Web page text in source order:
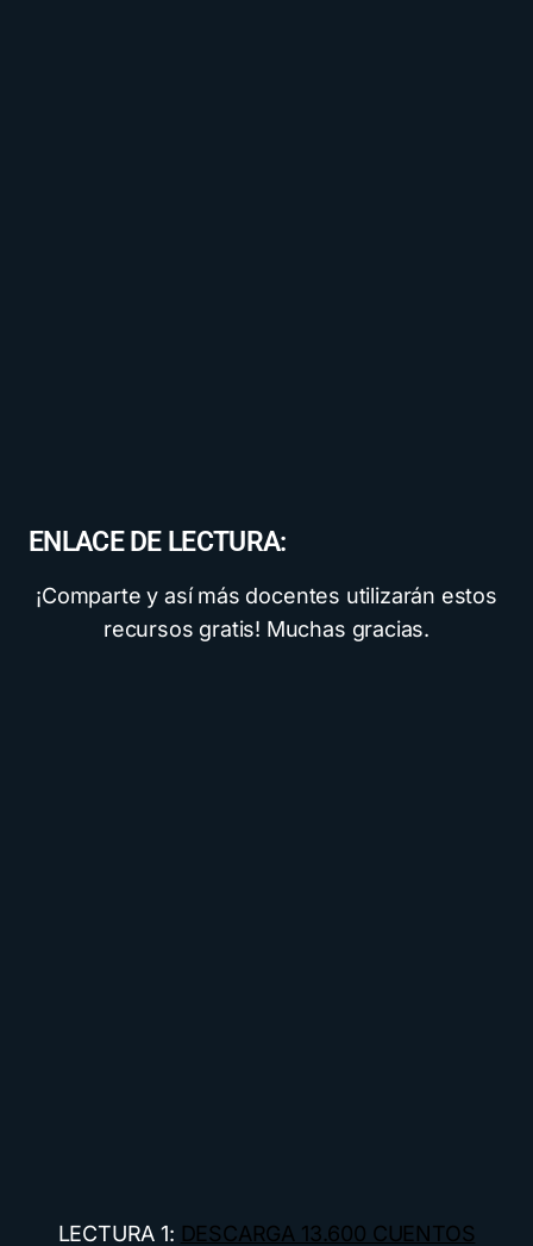
ENLACE DE LECTURA:
¡Comparte y así más docentes utilizarán estos
recursos gratis! Muchas gracias.
LECTURA 1: DESCARGA 13.600 CUENTOS